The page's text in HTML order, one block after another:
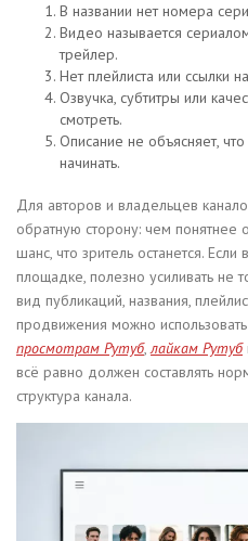
В названии нет номера
Видео называется
трейлер.
Нет плейлиста или ссылки
Озвучка, субтитры или
смотреть.
Описание не объясняет,
начинать.
Для авторов и владельцев
обратную сторону: чем
шанс, что зритель останется. Если
площадке, полезно усиливать не
вид публикаций, названия,
продвижения можно
просмотрам Рутуб,лайкам Рутуб
всё равно должен составлять
структура канала.